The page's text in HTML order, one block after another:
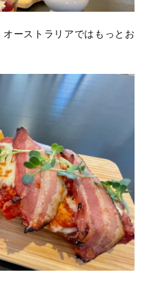
ーストラリアではもっとお